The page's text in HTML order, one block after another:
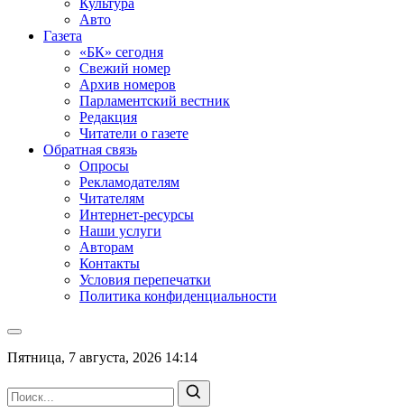
Культура
Авто
Газета
«БК» сегодня
Свежий номер
Архив номеров
Парламентский вестник
Редакция
Читатели о газете
Обратная связь
Опросы
Рекламодателям
Читателям
Интернет-ресурсы
Наши услуги
Авторам
Контакты
Условия перепечатки
Политика конфиденциальности
Пятница, 7 августа, 2026 14:14